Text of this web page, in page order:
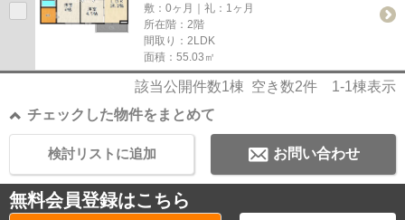
敷：0ヶ月｜礼：1ヶ月
所在階：2階
間取り：2LDK
面積：55.03㎡
該当公開件数1棟 空き数2件 1-1棟表示
チェックした物件をまとめて
お問い合わせ
検討リストに追加
無料会員登録はこちら